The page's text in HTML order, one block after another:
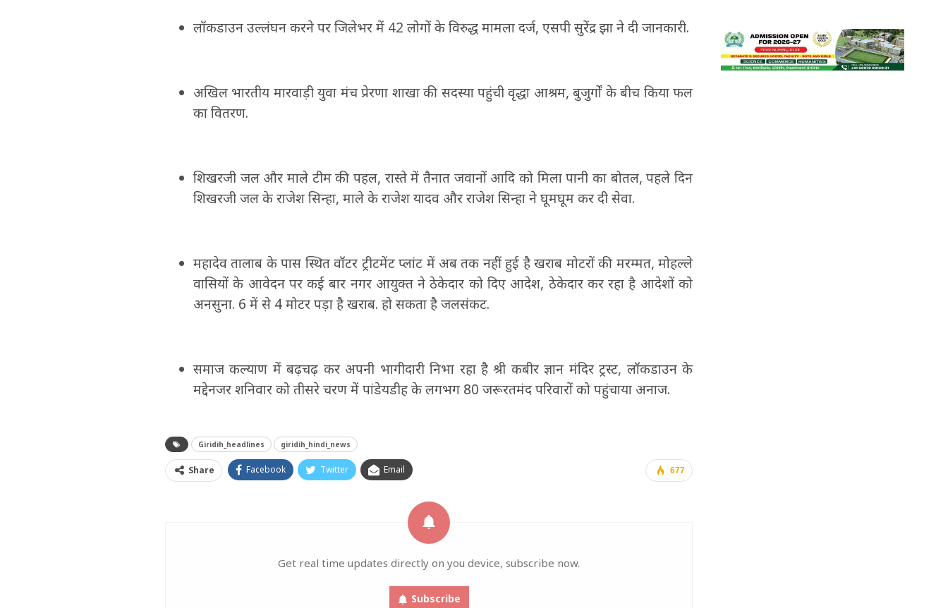
लॉकडाउन उल्लंघन करने पर जिलेभर में 42 लोगों के विरुद्ध मामला दर्ज, एसपी सुरेंद्र झा ने दी जानकारी.
अखिल भारतीय मारवाड़ी युवा मंच प्रेरणा शाखा की सदस्या पहुंची वृद्धा आश्रम, बुजुर्गों के बीच किया फल
का वितरण.
शिखरजी जल और माले टीम की पहल, रास्ते में तैनात जवानों आदि को मिला पानी का बोतल, पहले दिन
शिखरजी जल के राजेश सिन्हा, माले के राजेश यादव और राजेश सिन्हा ने घूमघूम कर दी सेवा.
महादेव तालाब के पास स्थित वॉटर ट्रीटमेंट प्लांट में अब तक नहीं हुई है खराब मोटरों की मरम्मत, मोहल्ले
वासियों के आवेदन पर कई बार नगर आयुक्त ने ठेकेदार को दिए आदेश, ठेकेदार कर रहा है आदेशों को
अनसुना. 6 में से 4 मोटर पड़ा है खराब. हो सकता है जलसंकट.
समाज कल्याण में बढ़चढ़ कर अपनी भागीदारी निभा रहा है श्री कबीर ज्ञान मंदिर ट्रस्ट, लॉकडाउन के
मद्देनजर शनिवार को तीसरे चरण में पांडेयडीह के लगभग 80 जरूरतमंद परिवारों को पहुंचाया अनाज.
Giridih_headlines giridih_hindi_news
677
Share Facebook Twitter Email
Get real time updates directly on you device, subscribe now.
Subscribe